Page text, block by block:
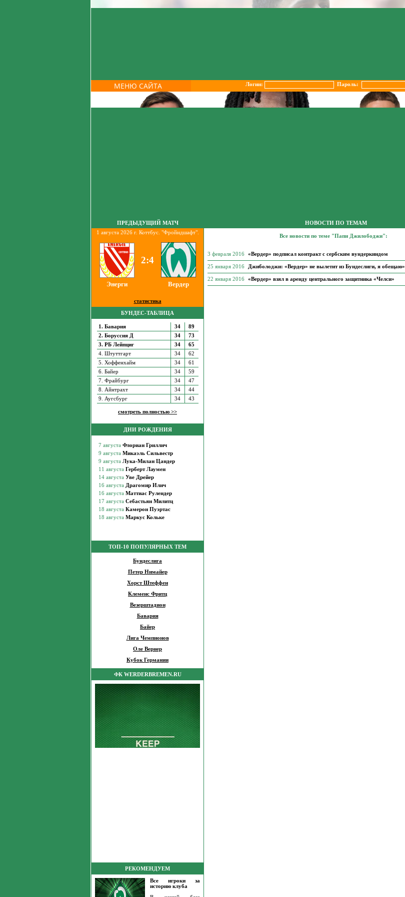
МЕНЮ САЙТА Логин: Пароль:
ПРЕДЫДУЩИЙ МАТЧ
1 августа 2026 г. Коттбус. "Фройндшафт".
2:4
Энерги Вердер
статистика
БУНДЕС-ТАБЛИЦА
1. Бавария 34
89
2. Боруссия Д
34
73
3. РБ Лейпциг
34
65
4. Штуттгарт
34
62
5. Хоффенхайм
34
61
6. Байер
34
59
7. Фрайбург
34
47
8. Айнтрахт
34
44
9. Аугсбург
34 43
смотреть полностью >>
ДНИ РОЖДЕНИЯ
ТОП-10 ПОПУЛЯРНЫХ ТЕМ
Бундеслига
Петер Нимайер
Хорст Штеффен
Клеменс Фритц
Везерштадион
Бавария
Байер
Лига Чемпионов
Оле Вернер
Кубок Германии
ФК WERDERBREMEN.RU
РЕКОМЕНДУЕМ
Все игроки за
историю клуба
НОВОСТИ ПО ТЕМАМ
Все новости по теме "Папи Джилободжи":
3 февраля 2016 «Вердер» подписал контракт с сербским вундеркиндом
25 января 2016 Джиболоджи: «Вердер» не вылетит из Бундеслиги, я обещаю»
22 января 2016 «Вердер» взял в аренду центрального защитника «Челси»